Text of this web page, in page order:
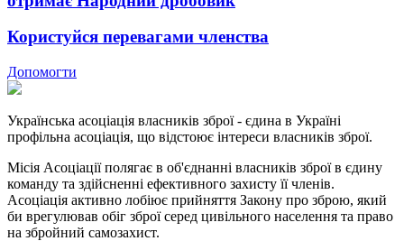
Користуйся перевагами членства
Допомогти
Українська асоціація власників зброї - єдина в Україні
профільна асоціація, що відстоює інтереси власників зброї.
Місія Асоціації полягає в об'єднанні власників зброї в єдину
команду та здійсненні ефективного захисту її членів.
Асоціація активно лобіює прийняття Закону про зброю, який
би врегулював обіг зброї серед цивільного населення та право
на збройний самозахист.